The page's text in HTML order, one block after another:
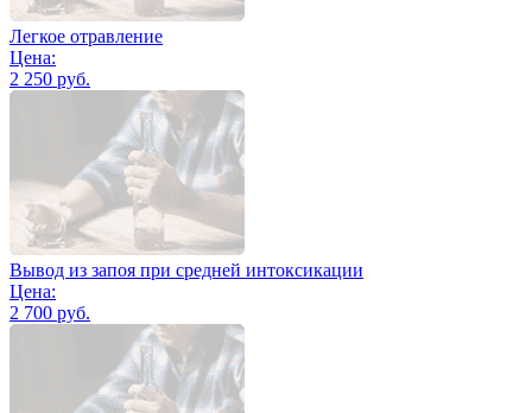
Легкое отравление
Цена:
2 250 руб.
Вывод из запоя при средней интоксикации
Цена:
2 700 руб.